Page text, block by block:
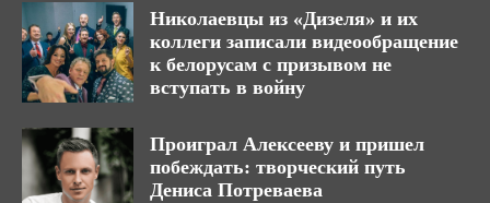
Николаевцы из «Дизеля» и их
коллеги записали видеообращение
к белорусам с призывом не
вступать в войну
Проиграл Алексееву и пришел
побеждать: творческий путь
Дениса Потреваева